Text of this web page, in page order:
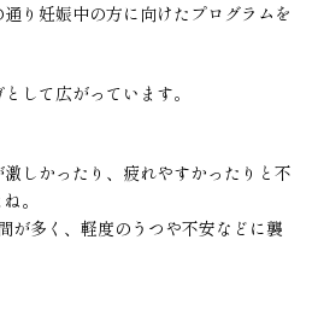
り妊娠中の方に向けたプログラムを
して広がっています。
しかったり、疲れやすかったりと不
。
が多く、軽度のうつや不安などに襲